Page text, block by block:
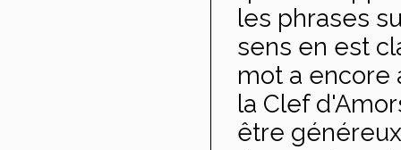
les phrases
sens en est
mot a encore
la Clef
être